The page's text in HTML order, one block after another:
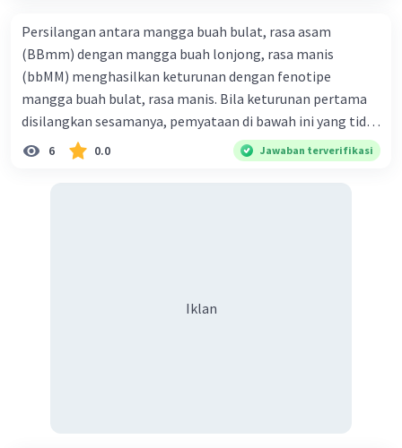
Persilangan antara mangga buah bulat, rasa asam
(BBmm) dengan mangga buah lonjong, rasa manis
(bbMM) menghasilkan keturunan dengan fenotipe
mangga buah bulat, rasa manis. Bila keturunan pertama
disilangkan sesamanya, pemyataan di bawah ini yang tidak
benar mengenai keturunan yang dihasilkan dari
6 0.0 Jawaban terverifikasi
Iklan